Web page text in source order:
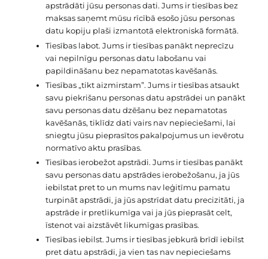
apstrādāti jūsu personas dati. Jums ir tiesības bez
maksas saņemt mūsu rīcībā esošo jūsu personas
datu kopiju plaši izmantotā elektroniskā formātā.
Tiesības labot. Jums ir tiesības panākt neprecīzu
vai nepilnīgu personas datu labošanu vai
papildināšanu bez nepamatotas kavēšanās.
Tiesības „tikt aizmirstam”. Jums ir tiesības atsaukt
savu piekrišanu personas datu apstrādei un panākt
savu personas datu dzēšanu bez nepamatotas
kavēšanās, tiklīdz dati vairs nav nepieciešami, lai
sniegtu jūsu pieprasītos pakalpojumus un ievērotu
normatīvo aktu prasības.
Tiesības ierobežot apstrādi. Jums ir tiesības panākt
savu personas datu apstrādes ierobežošanu, ja jūs
iebilstat pret to un mums nav leģitīmu pamatu
turpināt apstrādi, ja jūs apstrīdat datu precizitāti, ja
apstrāde ir pretlikumīga vai ja jūs pieprasāt celt,
īstenot vai aizstāvēt likumīgas prasības.
Tiesības iebilst. Jums ir tiesības jebkurā brīdī iebilst
pret datu apstrādi, ja vien tas nav nepieciešams